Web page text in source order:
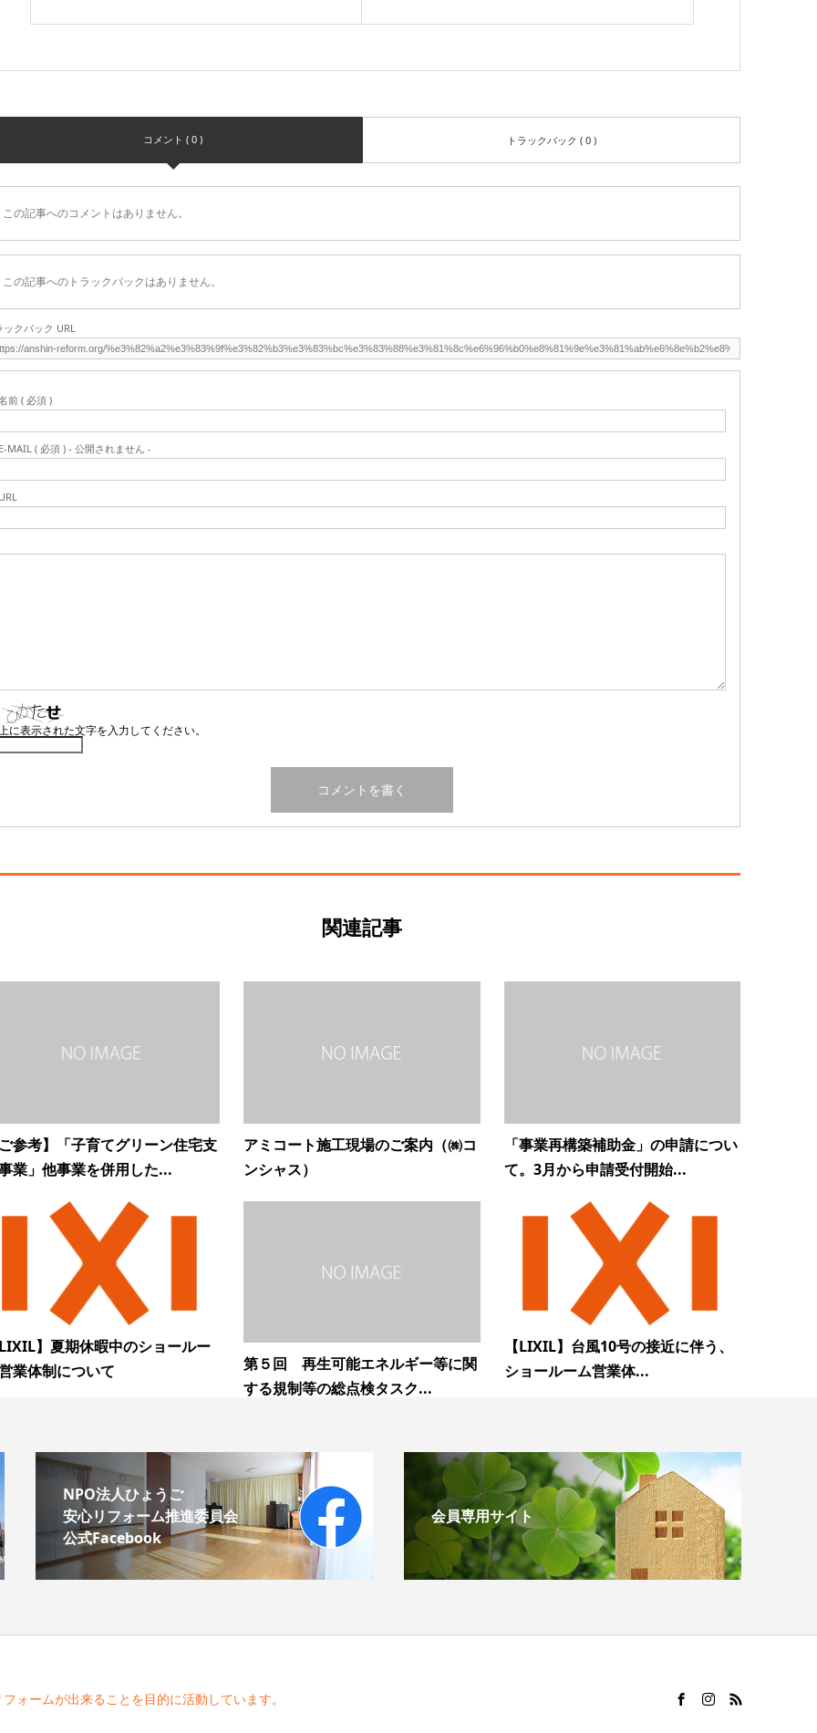
コメント ( 0 ) トラックバック ( 0 )
この記事へのコメントはありません。
この記事へのトラックバックはありません。
ックバック URL
前 ( 必須 )
MAIL ( 必須 ) - 公開されません -
に表示された文字を入力してください。
関連記事
参考】「子育てグリーン住宅支
業」他事業を併用した...
アミコート施工現場のご案内（㈱コ
ンシャス）
「事業再構築補助金」の申請につい
て。3月から申請受付開始...
】夏期休暇中のショールー
業体制について
第５回 再生可能エネルギー等に関
する規制等の総点検タスク...
【LIXIL】台風10号の接近に伴う、
ショールーム営業体...
NPO法人ひょうご
安心リフォーム推進委員会
公式Facebook
会員専用サイト
ォームが出来ることを目的に活動しています。